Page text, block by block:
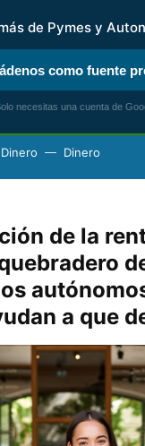
KIT
Dinero Dinero
de la
a que
de Pymes y
como fuente
necesitas una cuenta de